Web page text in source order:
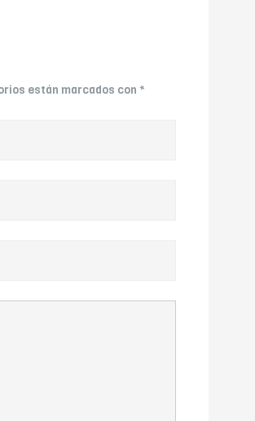
están marcados con *